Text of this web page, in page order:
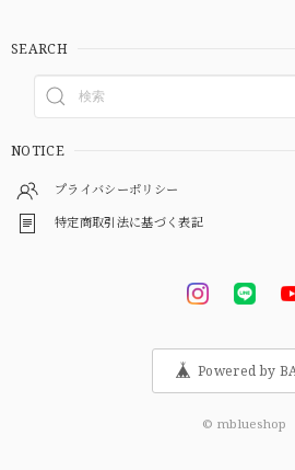
SEARCH
NOTICE
プライバシーポリシー
特定商取引法に基づく表記
Powered by
© mblueshop